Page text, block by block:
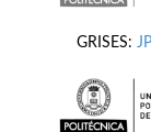
GRISES: